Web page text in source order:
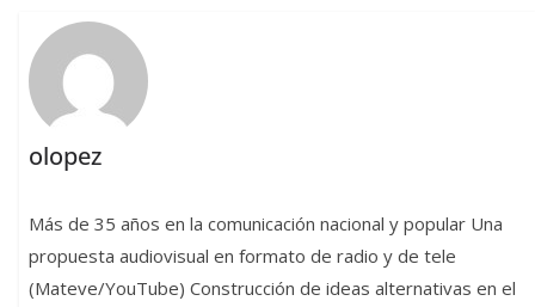
olopez
Más de 35 años en la comunicación nacional y popular Una
propuesta audiovisual en formato de radio y de tele
(Mateve/YouTube) Construcción de ideas alternativas en el